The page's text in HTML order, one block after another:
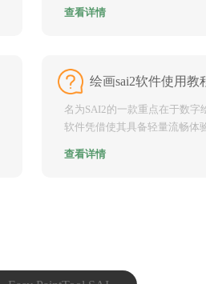
查看详情
名为SAI2的一款重点在于数字
软件凭借使其具备轻量流畅体
查看详情